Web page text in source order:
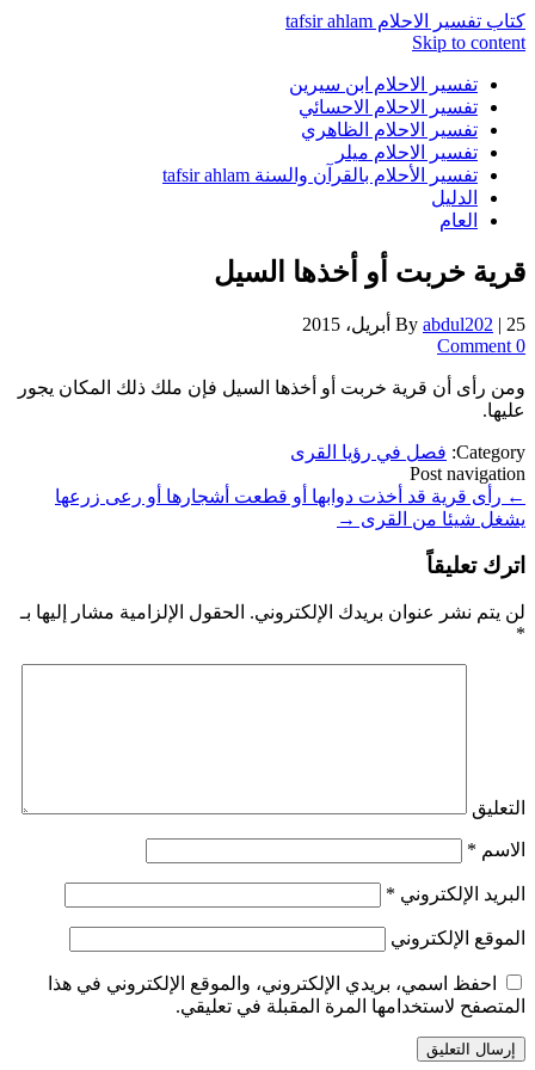
كتاب تفسير الاحلام tafsir ahlam
Skip to content
تفسير الاحلام ابن سيرين
تفسير الاحلام الاحسائي
تفسير الاحلام الظاهري
تفسير الاحلام ميلر
تفسير الأحلام بالقرآن والسنة tafsir ahlam
الدليل
العام
قرية خربت أو أخذها السيل
By abdul202 | 25 أبريل، 2015
0 Comment
ومن رأى أن قرية خربت أو أخذها السيل فإن ملك ذلك المكان يجور
عليها.
Category: فصل في رؤيا القرى
Post navigation
← رأى قرية قد أخذت دوابها أو قطعت أشجارها أو رعى زرعها
يشغل شيئا من القرى →
اترك تعليقاً
لن يتم نشر عنوان بريدك الإلكتروني. الحقول الإلزامية مشار إليها بـ
*
التعليق
الاسم *
البريد الإلكتروني *
الموقع الإلكتروني
احفظ اسمي، بريدي الإلكتروني، والموقع الإلكتروني في هذا
المتصفح لاستخدامها المرة المقبلة في تعليقي.